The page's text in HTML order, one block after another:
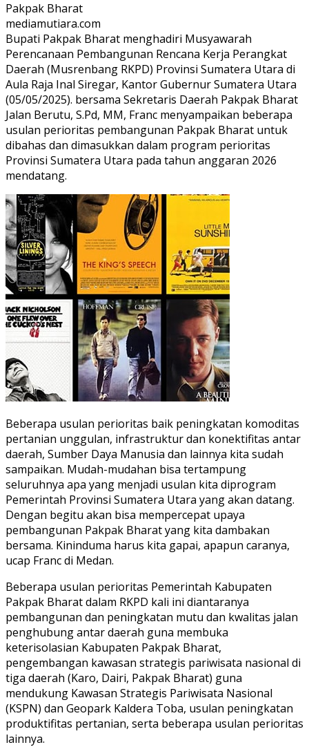
Pakpak Bharat
mediamutiara.com
Bupati Pakpak Bharat menghadiri Musyawarah
Perencanaan Pembangunan Rencana Kerja Perangkat
Daerah (Musrenbang RKPD) Provinsi Sumatera Utara di
Aula Raja Inal Siregar, Kantor Gubernur Sumatera Utara
(05/05/2025). bersama Sekretaris Daerah Pakpak Bharat
Jalan Berutu, S.Pd, MM, Franc menyampaikan beberapa
usulan perioritas pembangunan Pakpak Bharat untuk
dibahas dan dimasukkan dalam program perioritas
Provinsi Sumatera Utara pada tahun anggaran 2026
mendatang.
Beberapa usulan perioritas baik peningkatan komoditas
pertanian unggulan, infrastruktur dan konektifitas antar
daerah, Sumber Daya Manusia dan lainnya kita sudah
sampaikan. Mudah-mudahan bisa tertampung
seluruhnya apa yang menjadi usulan kita diprogram
Pemerintah Provinsi Sumatera Utara yang akan datang.
Dengan begitu akan bisa mempercepat upaya
pembangunan Pakpak Bharat yang kita dambakan
bersama. Kininduma harus kita gapai, apapun caranya,
ucap Franc di Medan.
Beberapa usulan perioritas Pemerintah Kabupaten
Pakpak Bharat dalam RKPD kali ini diantaranya
pembangunan dan peningkatan mutu dan kwalitas jalan
penghubung antar daerah guna membuka
keterisolasian Kabupaten Pakpak Bharat,
pengembangan kawasan strategis pariwisata nasional di
tiga daerah (Karo, Dairi, Pakpak Bharat) guna
mendukung Kawasan Strategis Pariwisata Nasional
(KSPN) dan Geopark Kaldera Toba, usulan peningkatan
produktifitas pertanian, serta beberapa usulan perioritas
lainnya.